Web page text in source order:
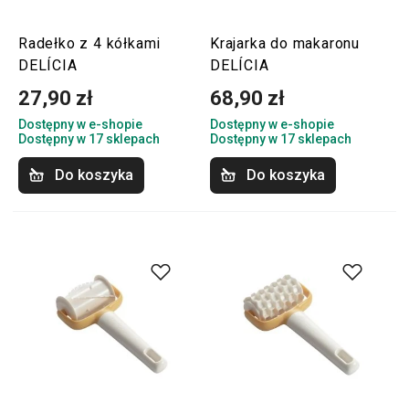
Radełko z 4 kółkami
DELÍCIA
27,90 zł
Dostępny w e-shopie
Dostępny w 17 sklepach
Do koszyka
Krajarka do makaronu
DELÍCIA
68,90 zł
Dostępny w e-shopie
Dostępny w 17 sklepach
Do koszyka